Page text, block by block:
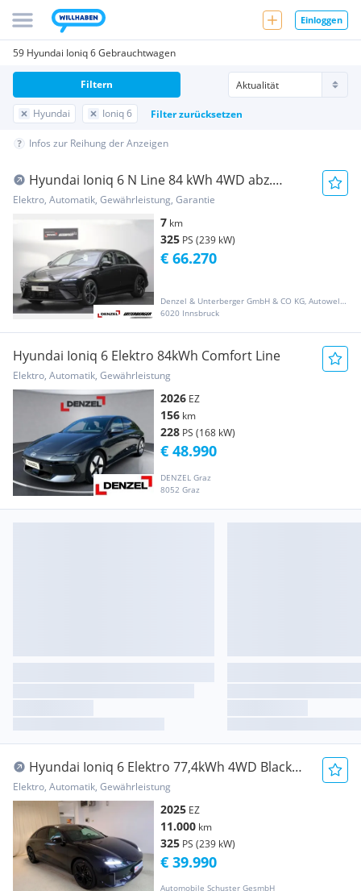
Einloggen
59 Hyundai Ioniq 6 Gebrauchtwagen
Hyundai Ioniq 6 Filter zurücksetzen
Filtern
Infos zur Reihung der Anzeigen
Hyundai Ioniq 6 N Line 84 kWh 4WD abz.
Superbonus
Elektro, Automatik, Gewährleistung, Garantie
7 km
325 PS (239 kW)
Denzel & Unterberger GmbH & CO KG, Autowelt Innsbruck
6020 Innsbruck
€ 66.270
Hyundai Ioniq 6 Elektro 84kWh Comfort Line
Elektro, Automatik, Gewährleistung
2026 EZ
156 km
228 PS (168 kW)
DENZEL Graz
8052 Graz
€ 48.990
Hyundai Ioniq 6 Elektro 77,4kWh 4WD Black
Edition Long ...
Elektro, Automatik, Gewährleistung
2025 EZ
11.000 km
325 PS (239 kW)
Automobile Schuster GesmbH
€ 39.990